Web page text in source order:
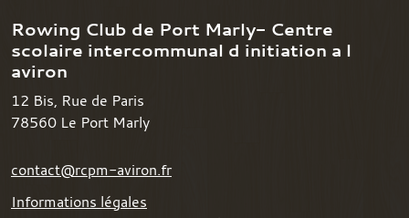
Rowing Club de Port Marly- Centre
scolaire intercommunal d initiation a l
aviron
12 Bis, Rue de Paris
78560 Le Port Marly
contact@rcpm-aviron.fr
Informations légales